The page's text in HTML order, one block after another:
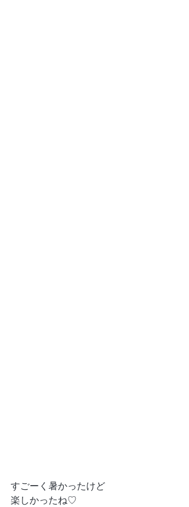
すごーく暑かったけど
楽しかったね♡